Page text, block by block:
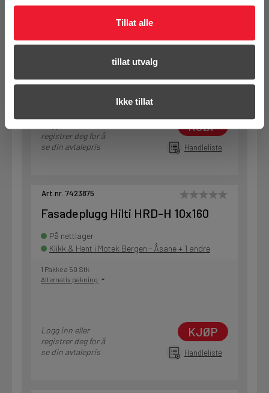
Tillat alle
tillat utvalg
Ikke tillat
Fasadeplugg Hilti HRD-H 10x140
Klikk & Hent i Motek Oslo - Ensjø + 3 andre
registrer deg for å
se din avtalepris
KJØP
Handleliste
Art.nr. 7423875
Fasadeplugg Hilti HRD-H 10x160
På nettlager
Klikk & Hent i Motek Bergen - Åsane + 1 andre
1 Pakke a 50 Stk
Alternativ pakning
Logg inn eller
registrer deg for å
se din avtalepris
KJØP
Handleliste